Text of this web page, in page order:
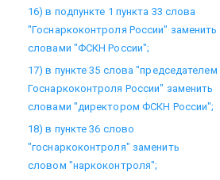
16) в подпункте 1 пункта 33 слова
"Госнаркоконтроля России" заменить
словами "ФСКН России";
17) в пункте 35 слова "председателем
Госнаркоконтроля России" заменить
словами "директором ФСКН России";
18) в пункте 36 слово
"госнаркоконтроля" заменить
словом "наркоконтроля";